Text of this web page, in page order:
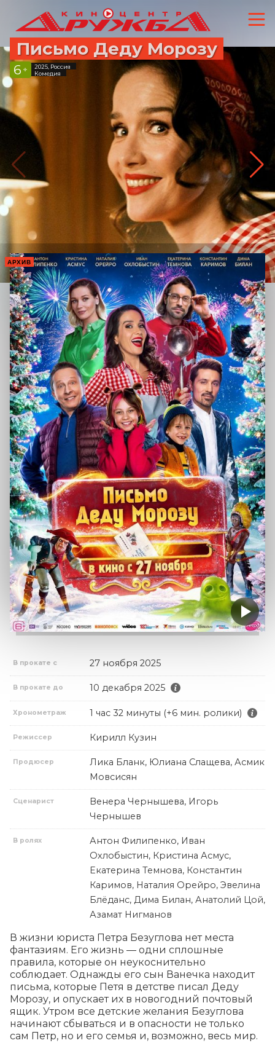
Письмо Деду Морозу
6 +
2025, Россия
Комедия
АРХИВ
В прокате с 27 ноября 2025
В прокате до 10 декабря 2025
Хронометраж 1 час 32 минуты (+6 мин. ролики)
Режиссер Кирилл Кузин
Продюсер
Лика Бланк, Юлиана Слащева, Асмик
Мовсисян
Сценарист
Венера Чернышева, Игорь
Чернышев
В ролях
Антон Филипенко, Иван
Охлобыстин, Кристина Асмус,
Екатерина Темнова, Константин
Каримов, Наталия Орейро, Эвелина
Блёданс, Дима Билан, Анатолий Цой,
Азамат Нигманов
В жизни юриста Петра Безуглова нет места
фантазиям. Его жизнь — одни сплошные
правила, которые он неукоснительно
соблюдает. Однажды его сын Ванечка находит
письма, которые Петя в детстве писал Деду
Морозу, и опускает их в новогодний почтовый
ящик. Утром все детские желания Безуглова
начинают сбываться и в опасности не только
сам Петр, но и его семья и, возможно, весь мир.